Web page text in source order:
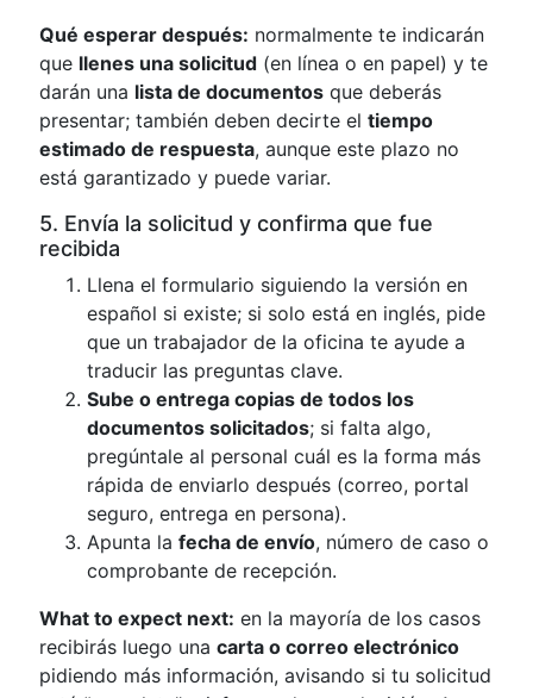
Qué esperar después: normalmente te indicarán
que llenes una solicitud (en línea o en papel) y te
darán una lista de documentos que deberás
presentar; también deben decirte el tiempo
estimado de respuesta, aunque este plazo no
está garantizado y puede variar.
5. Envía la solicitud y confirma que fue
recibida
Llena el formulario siguiendo la versión en
español si existe; si solo está en inglés, pide
que un trabajador de la oficina te ayude a
traducir las preguntas clave.
Sube o entrega copias de todos los
documentos solicitados; si falta algo,
pregúntale al personal cuál es la forma más
rápida de enviarlo después (correo, portal
seguro, entrega en persona).
Apunta la fecha de envío, número de caso o
comprobante de recepción.
What to expect next: en la mayoría de los casos
recibirás luego una carta o correo electrónico
pidiendo más información, avisando si tu solicitud